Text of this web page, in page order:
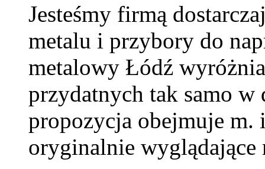
Jesteśmy firmą
metalu i przybory do
metalowy Łódź
przydatnych tak samo w
propozycja obejmuje m.
oryginalnie wyglądające